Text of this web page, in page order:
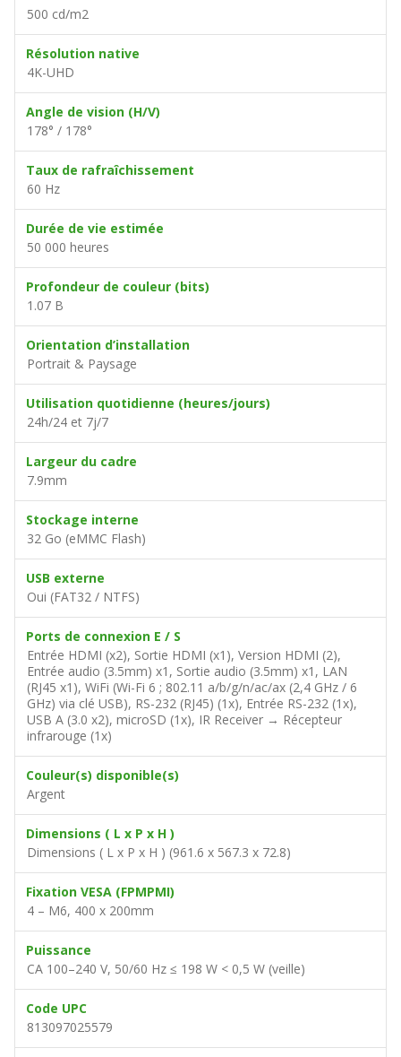
500 cd/m2
Résolution native
4K-UHD
Angle de vision (H/V)
178° / 178°
Taux de rafraîchissement
60 Hz
Durée de vie estimée
50 000 heures
Profondeur de couleur (bits)
1.07 B
Orientation d’installation
Portrait & Paysage
Utilisation quotidienne (heures/jours)
24h/24 et 7j/7
Largeur du cadre
7.9mm
Stockage interne
32 Go (eMMC Flash)
USB externe
Oui (FAT32 / NTFS)
Ports de connexion E / S
Entrée HDMI (x2), Sortie HDMI (x1), Version HDMI (2),
Entrée audio (3.5mm) x1, Sortie audio (3.5mm) x1, LAN
(RJ45 x1), WiFi (Wi-Fi 6 ; 802.11 a/b/g/n/ac/ax (2,4 GHz / 6
GHz) via clé USB), RS-232 (RJ45) (1x), Entrée RS-232 (1x),
USB A (3.0 x2), microSD (1x), IR Receiver → Récepteur
infrarouge (1x)
Couleur(s) disponible(s)
Argent
Dimensions ( L x P x H )
Dimensions ( L x P x H ) (961.6 x 567.3 x 72.8)
Fixation VESA (FPMPMI)
4 – M6, 400 x 200mm
Puissance
CA 100–240 V, 50/60 Hz ≤ 198 W < 0,5 W (veille)
Code UPC
813097025579